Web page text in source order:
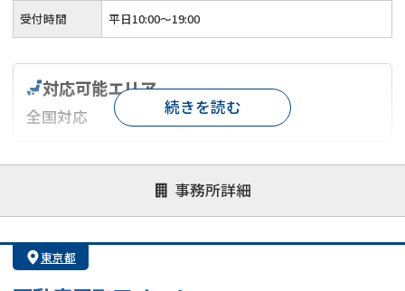
受付時間 平日10:00～19:00
事務所詳細
対応可能エリア
全国対応
対応が親身 オンライン面談可能
レスポンスが早い
1億円以上の買取可
続きを読む
東京都